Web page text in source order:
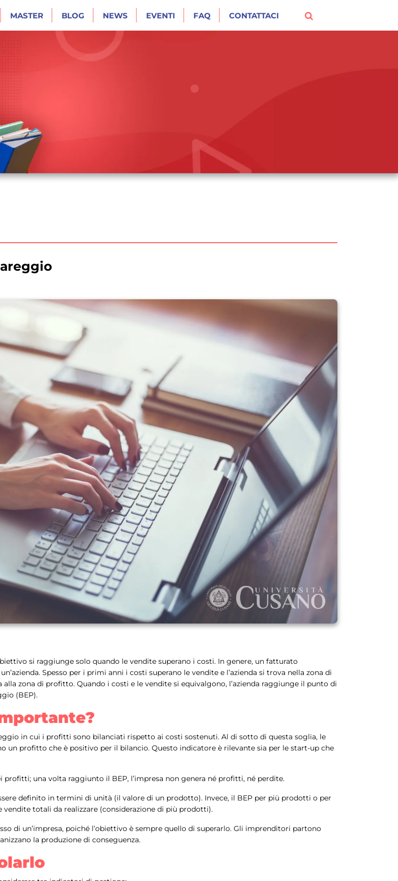
MASTER BLOG NEWS EVENTI FAQ CONTATTACI
si raggiunge solo quando le vendite superano i costi. In genere, un fatturato
Spesso per i primi anni i costi superano le vendite e l’azienda si trova nella zona di
alla zona di profitto. Quando i costi e le vendite si equivalgono, l’azienda raggiunge il punto di
(BEP).
in cui i profitti sono bilanciati rispetto ai costi sostenuti. Al di sotto di questa soglia, le
un profitto che è positivo per il bilancio. Questo indicatore è rilevante sia per le start-up che
una volta raggiunto il BEP, l’impresa non genera né profitti, né perdite.
definito in termini di unità (il valore di un prodotto). Invece, il BEP per più prodotti o per
vendite totali da realizzare (considerazione di più prodotti).
di un’impresa, poiché l’obiettivo è sempre quello di superarlo. Gli imprenditori partono
la produzione di conseguenza.